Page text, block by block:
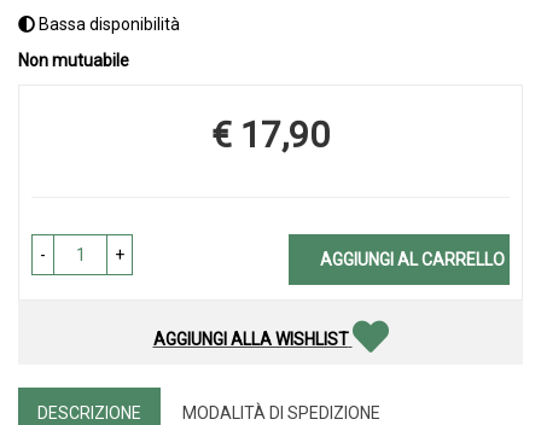
Bassa disponibilità
Non mutuabile
Prezzo
€ 17,90
- + AGGIUNGI AL CARRELLO
AGGIUNGI ALLA WISHLIST
DESCRIZIONE MODALITÀ DI SPEDIZIONE